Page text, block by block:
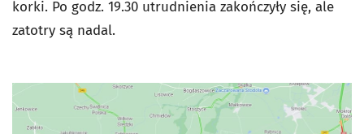
korki. Po godz. 19.30 utrudnienia zakończyły się, ale
zatotry są nadal.